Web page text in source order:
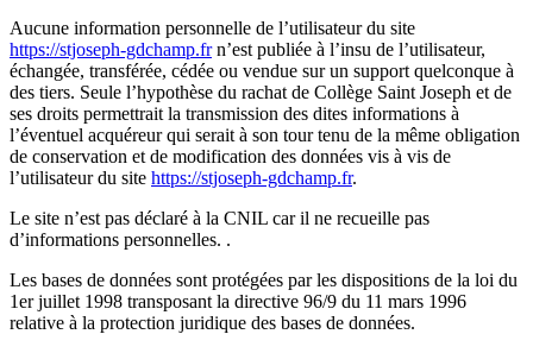
Aucune information personnelle de l’utilisateur du site
https://stjoseph-gdchamp.frn’est publiée à l’insu de l’utilisateur,
échangée, transférée, cédée ou vendue sur un support quelconque à
des tiers. Seule l’hypothèse du rachat de Collège Saint Joseph et de
ses droits permettrait la transmission des dites informations à
l’éventuel acquéreur qui serait à son tour tenu de la même obligation
de conservation et de modification des données vis à vis de
l’utilisateur du site https://stjoseph-gdchamp.fr.
Le site n’est pas déclaré à la CNIL car il ne recueille pas
d’informations personnelles. .
Les bases de données sont protégées par les dispositions de la loi du
1er juillet 1998 transposant la directive 96/9 du 11 mars 1996
relative à la protection juridique des bases de données.